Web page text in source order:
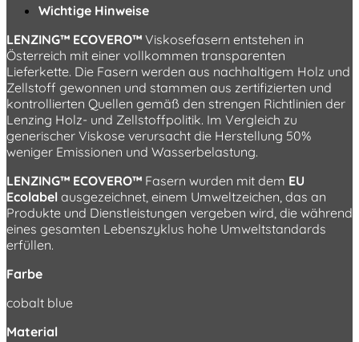
Wichtige Hinweise
LENZING™ ECOVERO™ Viskosefasern entstehen in
Österreich mit einer vollkommen transparenten
Lieferkette. Die Fasern werden aus nachhaltigem Holz und
Zellstoff gewonnen und stammen aus zertifizierten und
kontrollierten Quellen gemäß den strengen Richtlinien der
Lenzing Holz- und Zellstoffpolitik. Im Vergleich zu
generischer Viskose verursacht die Herstellung 50%
weniger Emissionen und Wasserbelastung.
LENZING™ ECOVERO™ Fasern wurden mit dem EU
Ecolabel ausgezeichnet, einem Umweltzeichen, das an
Produkte und Dienstleistungen vergeben wird, die während
eines gesamten Lebenszyklus hohe Umweltstandards
erfüllen.
Farbe
cobalt blue
Material